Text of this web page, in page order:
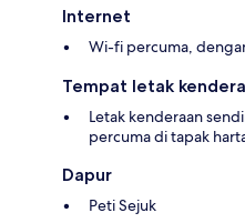
Internet
Wi-fi percuma,
Tempat letak
Letak kenderaan
percuma di tapak
Dapur
Peti Sejuk